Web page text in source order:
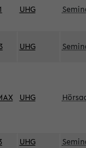
UHG
UHG
UHG
UHG